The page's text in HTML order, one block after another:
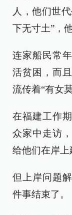
人，他们世
下无寸土”，
连家船民常
活贫困，而
流传着“有女
在福建工作
众家中走访
给他们在岸上
但上岸问题
件事结束了。